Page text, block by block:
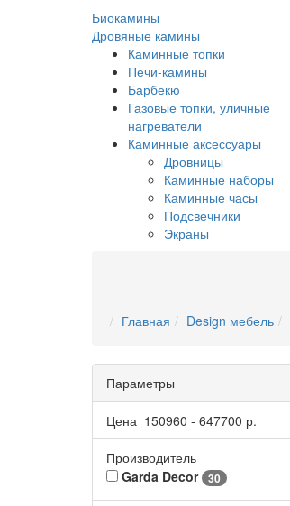
Биокамины
Дровяные камины
Каминные топки
Печи-камины
Барбекю
Газовые топки, уличные
нагреватели
Каминные аксессуары
Дровницы
Каминные наборы
Каминные часы
Подсвечники
Экраны
Главная Design мебель
Параметры
Цена 150960 - 647700 р.
Производитель
Garda Decor 30